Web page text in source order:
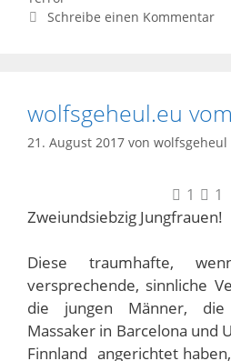
Schreibe einen Kommentar
wolfsgeheul.eu
21. August 2017 von wolfsgeheul
1 1
Zweiundsiebzig Jungfrauen!
Diese traumhafte,
versprechende, sinnliche
die jungen Männer,
Massaker in Barcelona und
Finnland angerichtet